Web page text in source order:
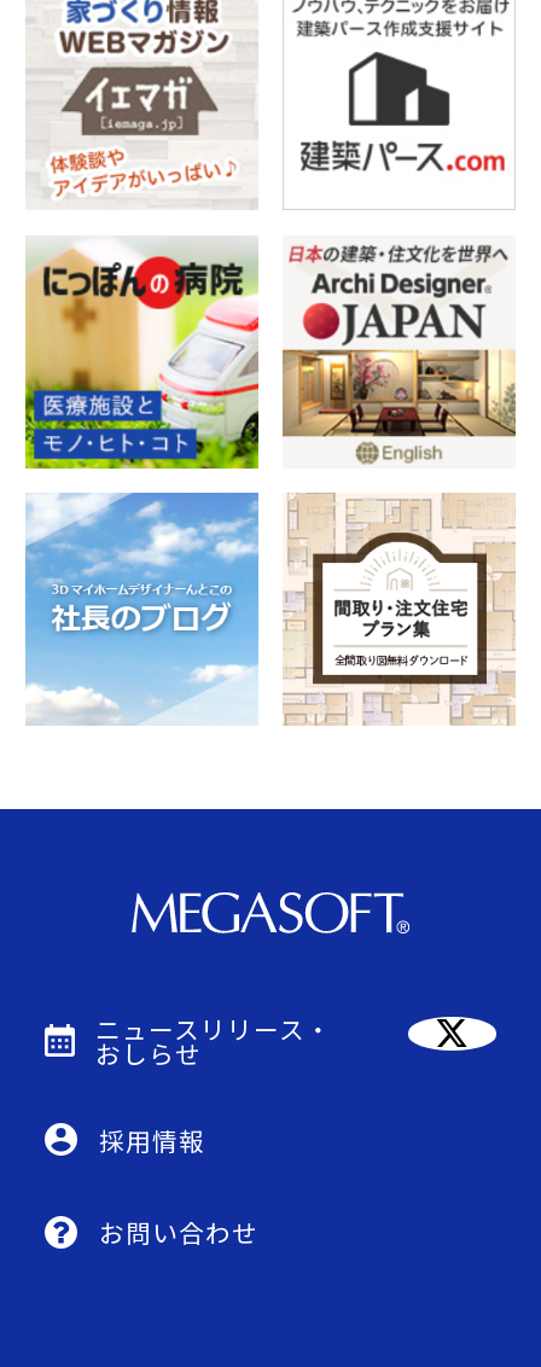
ニュースリリース・
おしらせ
採用情報
お問い合わせ